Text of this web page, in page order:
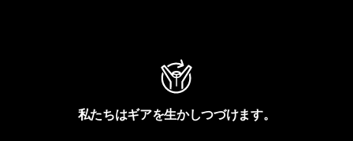
私たちはギアを生かしつづけます。